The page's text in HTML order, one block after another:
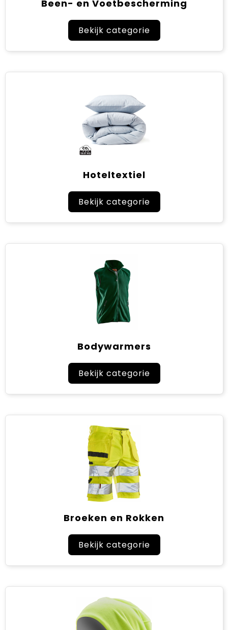
Verjaardagen
Zomergeschenken
Zomerpakketten
Been- en Voetbescherming
Bekijk categorie
Hoteltextiel
Bekijk categorie
Bodywarmers
Bekijk categorie
Broeken en Rokken
Bekijk categorie